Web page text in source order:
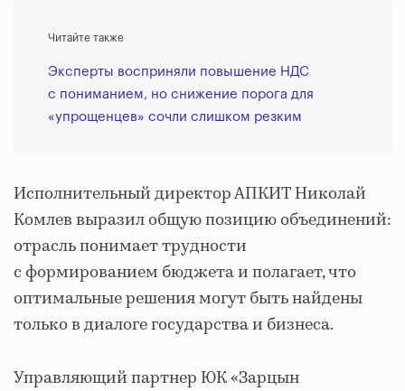
Читайте также
Эксперты восприняли повышение НДС
с пониманием, но снижение порога для
«упрощенцев» сочли слишком резким
Исполнительный директор АПКИТ Николай
Комлев выразил общую позицию объединений:
отрасль понимает трудности
с формированием бюджета и полагает, что
оптимальные решения могут быть найдены
только в диалоге государства и бизнеса.
Управляющий партнер ЮК «Зарцын